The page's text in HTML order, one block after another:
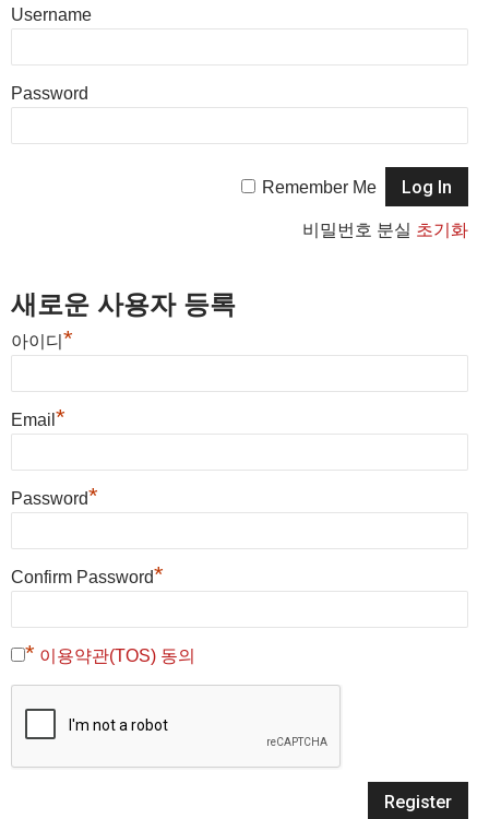
Username
Password
Remember Me
비밀번호 분실 초기화
새로운 사용자 등록
아이디 *
Email *
Password*
Confirm Password*
* 이용약관(TOS) 동의